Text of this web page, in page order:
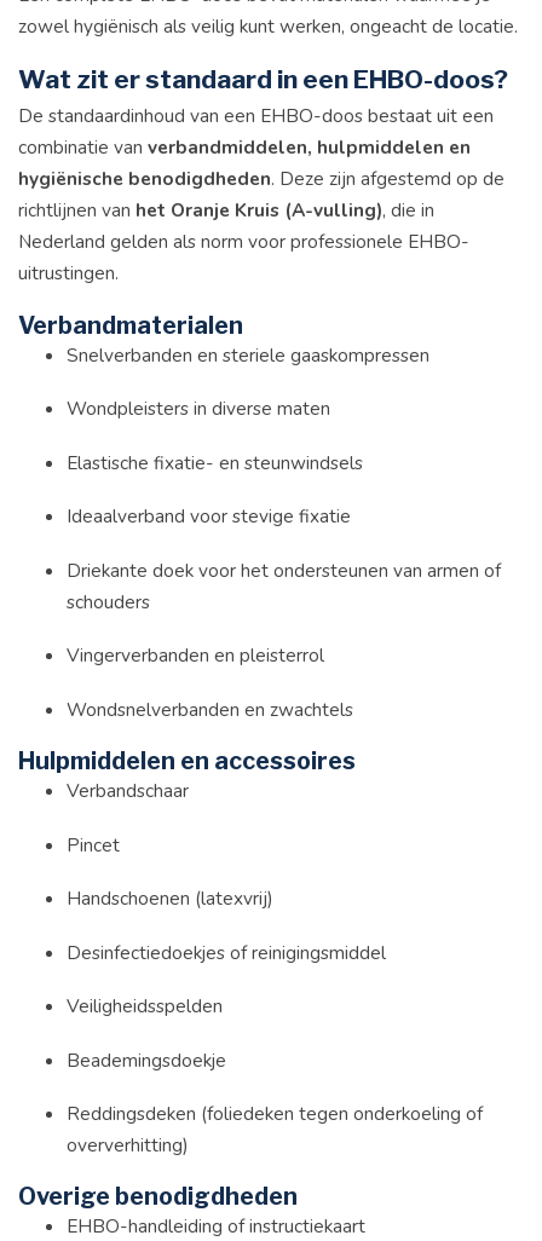
zowel hygiënisch als veilig kunt werken, ongeacht de locatie.
Wat zit er standaard in een EHBO-doos?
De standaardinhoud van een EHBO-doos bestaat uit een
combinatie van verbandmiddelen, hulpmiddelen en
hygiënische benodigdheden. Deze zijn afgestemd op de
richtlijnen van het Oranje Kruis (A-vulling), die in
Nederland gelden als norm voor professionele EHBO-
uitrustingen.
Verbandmaterialen
Snelverbanden en steriele gaaskompressen
Wondpleisters in diverse maten
Elastische fixatie- en steunwindsels
Ideaalverband voor stevige fixatie
Driekante doek voor het ondersteunen van armen of
schouders
Vingerverbanden en pleisterrol
Wondsnelverbanden en zwachtels
Hulpmiddelen en accessoires
Verbandschaar
Pincet
Handschoenen (latexvrij)
Desinfectiedoekjes of reinigingsmiddel
Veiligheidsspelden
Beademingsdoekje
Reddingsdeken (foliedeken tegen onderkoeling of
oververhitting)
Overige benodigdheden
EHBO-handleiding of instructiekaart